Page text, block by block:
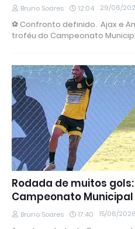
Bruno Soares 12:04 29/06/
⚽ Confronto definido. Ajax e
troféu do Campeonato
Rodada de muitos
Campeonato Municipal
Bruno Soares 17:40 15/06/2026